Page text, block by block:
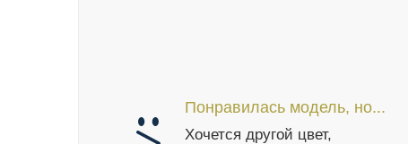
Понравилась модель, но...
Хочется другой цвет,